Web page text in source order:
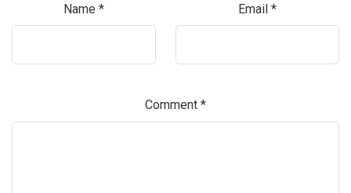
Name * Email *
Comment *